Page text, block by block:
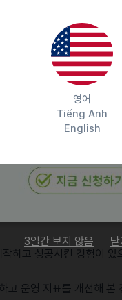
영어
Tiếng Anh
English
표)로 증명해 내는 일에
츠를 지속적으로 디벨롭
최선의 결과물을 만들어
의 목표를 달성하고자
하고 성공시킨 경험이 있
운영 지표를 개선해 본
3일간 보지 않음 닫